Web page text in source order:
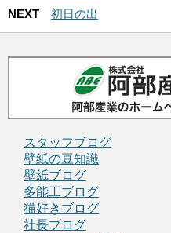
NEXT
初日の出
スタッフブログ
壁紙の豆知識
壁紙ブログ
多能工ブログ
猫好きブログ
社長ブログ